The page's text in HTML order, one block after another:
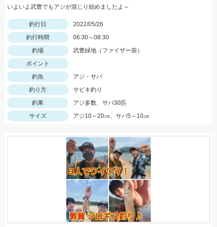
いよいよ武豊でもアジが混じり始めましたよ～
釣行日
2022/05/26
釣行時間
06:30～08:30
釣場
武豊緑地（ファイザー前）
ポイント
釣魚
アジ・サバ
釣り方
サビキ釣り
釣果
アジ多数、サバ30匹
サイズ
アジ10～20㎝、サバ5～10㎝